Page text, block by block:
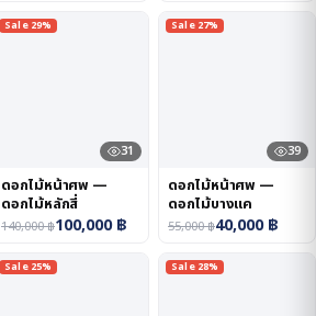
Sale 29%
31
ดอกไม้หน้าศพ —
ดอกไม้หลักสี่
140,000฿100,000฿
Sale 27%
39
ดอกไม้หน้าศพ —
ดอกไม้บางแค
55,000฿40,000฿
Sale 25% Sale 28%